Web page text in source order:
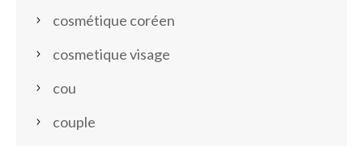
cosmétique coréen
cosmetique visage
cou
couple